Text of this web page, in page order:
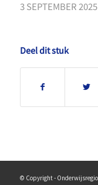
3 SEPTEMBER 2025
Deel dit stuk
© Copyright -